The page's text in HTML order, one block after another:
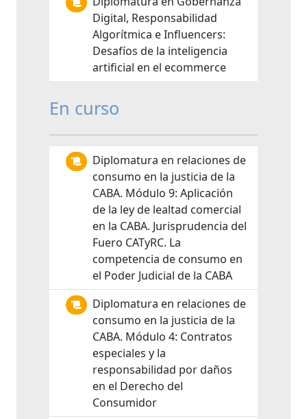
Digital, Responsabilidad
Algorítmica e Influencers:
Desafíos de la inteligencia
artificial en el ecommerce
En curso
Diplomatura en relaciones de
consumo en la justicia de la
CABA. Módulo 9: Aplicación
de la ley de lealtad comercial
en la CABA. Jurisprudencia del
Fuero CATyRC. La
competencia de consumo en
el Poder Judicial de la CABA
Diplomatura en relaciones de
consumo en la justicia de la
CABA. Módulo 4: Contratos
especiales y la
responsabilidad por daños
en el Derecho del
Consumidor